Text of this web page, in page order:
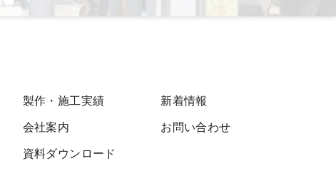
製作・施工実績
会社案内
資料ダウンロード
新着情報
お問い合わせ